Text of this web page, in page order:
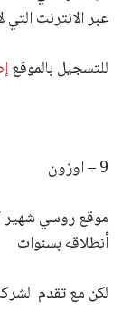
عبر الانترنت
للتسجيل بالموقع
9 – اوزون
موقع روسي شهير
أنطلاقه بسنوات
لكن مع تقدم